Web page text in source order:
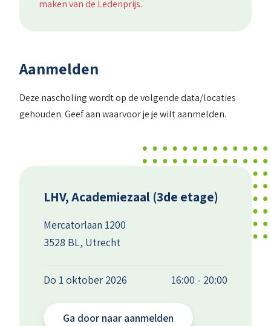
maken van de Ledenprijs.
Aanmelden
Deze nascholing wordt op de volgende data/locaties
gehouden. Geef aan waarvoor je je wilt aanmelden.
LHV, Academiezaal (3de etage)
Mercatorlaan 1200
3528 BL, Utrecht
Do 1 oktober 2026 16:00 - 20:00
Ga door naar aanmelden